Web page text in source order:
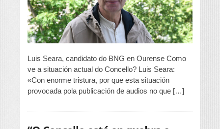
a
zona
que
vai
desde
praza
de
Abastos
ata
a
Luis Seara, candidato do BNG en Ourense Como
ve a situación actual do Concello? Luis Seara:
«Con enorme tristura, por que esta situación
provocada pola publicación de audios no que […]